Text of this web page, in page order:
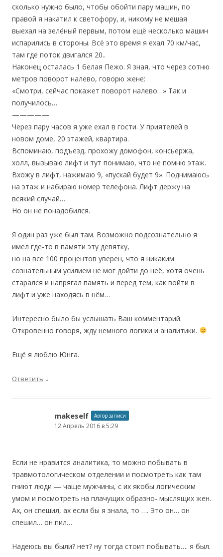
сколько нужно было, чтобы обойти пару машин, по
правой я накатил к светофору, и, никому не мешая
выехал на зелёный первым, потом ещё несколько машин
испарились в стороны. Всё это время я ехал 70 км/час,
там где поток двигался 20..
Наконец осталась 1 белая Пежо. Я зная, что через сотню
метров поворот налево, говорю жене:
«Смотри, сейчас покажет поворот налево…» Так и
получилось…
—————
Через пару часов я уже ехал в гости. У приятелей в
новом доме, 20 этажей, квартира.
Вспоминаю, подъезд, прохожу домофон, консьержа,
холл, вызываю лифт и тут понимаю, что не помню этаж.
Вхожу в лифт, нажимаю 9, «пускай будет 9». Поднимаюсь
на этаж и набираю номер телефона. Лифт держу на
всякий случай…
Но он не понадобился.
Я один раз уже был там. Возможно подсознательно я
имел где-то в памяти эту девятку,
но на все 100 процентов уверен, что я никаким
сознательным усилием не мог дойти до неё, хотя очень
старался и напрягал память и перед тем, как войти в
лифт и уже находясь в нём…
Интересно было бы услышать Ваш комментарий.
Откровенно говоря, жду немного логики и аналитики.
Ещё я люблю Юнга.
Ответить ↓
makeself Автор записи
12 Апрель 2016 в 5:29
Если не нравится аналитика, то можно побывать в
травмотологическом отделении и посмотреть как там
гниют люди — чаще мужчины, с их якобы логическим
умом и посмотреть на плачущих образно- мыслящих жен.
Ах, он спешил, ах если бы я знала, то …. Это он… он
спешил… он пил…
Надеюсь вы были? нет? ну тогда стоит побывать…. я был.